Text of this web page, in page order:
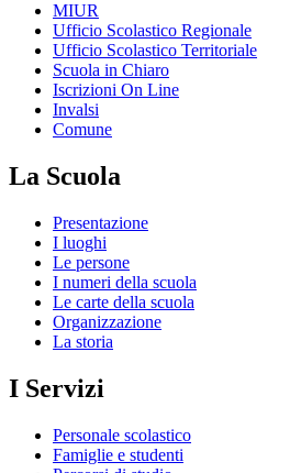
MIUR
Ufficio Scolastico Regionale
Ufficio Scolastico Territoriale
Scuola in Chiaro
Iscrizioni On Line
Invalsi
Comune
La Scuola
Presentazione
I luoghi
Le persone
I numeri della scuola
Le carte della scuola
Organizzazione
La storia
I Servizi
Personale scolastico
Famiglie e studenti